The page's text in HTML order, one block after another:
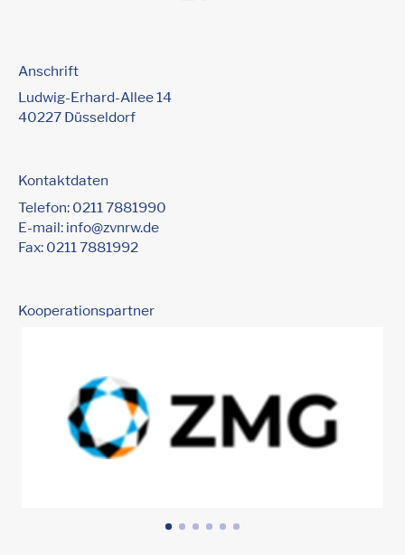
Anschrift
Ludwig-Erhard-Allee 14
40227 Düsseldorf
Kontaktdaten
Telefon: 0211 7881990
E-mail: info@zvnrw.de
Fax: 0211 7881992
Kooperationspartner